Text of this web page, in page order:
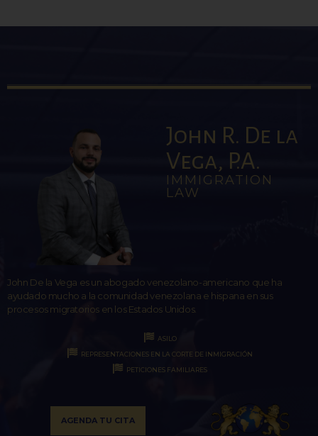
John R. De la
Vega, P.A.
IMMIGRATION
LAW
John De la Vega es un abogado venezolano-americano que ha
ayudado mucho a la comunidad venezolana e hispana en sus
procesos migratorios en los Estados Unidos.
ASILO
REPRESENTACIONES EN LA CORTE DE INMIGRACIÓN
PETICIONES FAMILIARES
AGENDA TU CITA